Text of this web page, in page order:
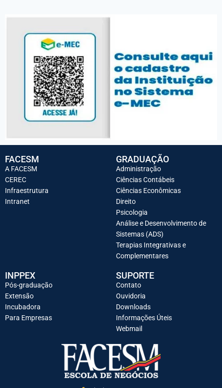
FACESM
A FACESM
CEREC
Infraestrutura
Intranet
GRADUAÇÃO
Administração
Ciências Contábeis
Ciências Econômicas
Direito
Psicologia
Análise e Desenvolvimento de
Sistemas (ADS)
Terapias Integrativas e
Complementares
INPPEX
Pós-graduação
Extensão
Incubadora
Para Empresas
SUPORTE
Contato
Ouvidoria
Downloads
Informações Úteis
Webmail